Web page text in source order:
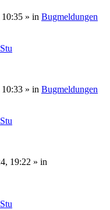
» in Bugmeldungen
» in Bugmeldungen
19:22 » in